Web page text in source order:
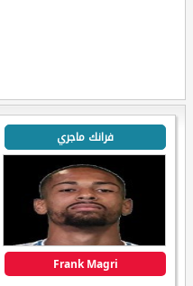
فرانك ماجري
Frank Magri